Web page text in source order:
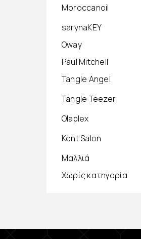
Moroccanoil
sarynaKEY
Oway
Paul Mitchell
Tangle Angel
Tangle Teezer
Olaplex
Kent Salon
Μαλλιά
Χωρίς κατηγορία